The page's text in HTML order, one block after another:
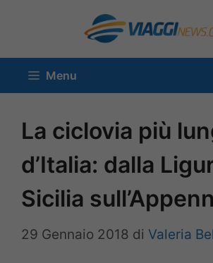
contenuto
Menu
La ciclovia più
d’Italia: dalla
Sicilia
29 Gennaio 2018 di Valeria